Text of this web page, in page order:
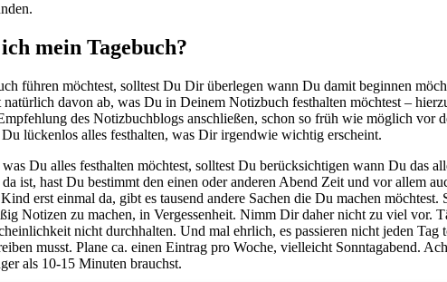
mein Tagebuch?
führen möchtest, solltest Du Dir überlegen wann Du damit beginnen
natürlich davon ab, was Du in Deinem Notizbuch festhalten möchtest –
des Notizbuchblogs anschließen, schon so früh wie möglich vor
lückenlos alles festhalten, was Dir irgendwie wichtig erscheint.
Du alles festhalten möchtest, solltest Du berücksichtigen wann Du das
ist, hast Du bestimmt den einen oder anderen Abend Zeit und vor allem
erst einmal da, gibt es tausend andere Sachen die Du machen möchtest.
Notizen zu machen, in Vergessenheit. Nimm Dir daher nicht zu viel vor.
nicht durchhalten. Und mal ehrlich, es passieren nicht jeden Tag
musst. Plane ca. einen Eintrag pro Woche, vielleicht Sonntagabend.
als 10-15 Minuten brauchst.